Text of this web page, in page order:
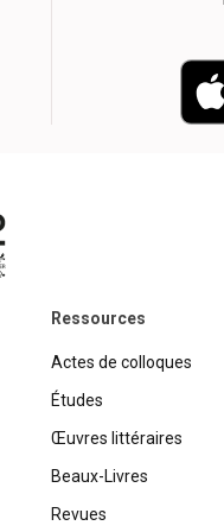
Ressources
Actes de colloques
Études
Œuvres littéraires
Beaux-Livres
Revues